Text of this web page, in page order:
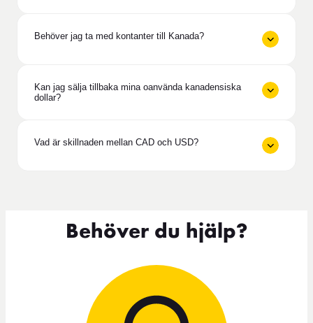
Behöver jag ta med kontanter till Kanada?
Kan jag sälja tillbaka mina oanvända kanadensiska
dollar?
Vad är skillnaden mellan CAD och USD?
Behöver du hjälp?